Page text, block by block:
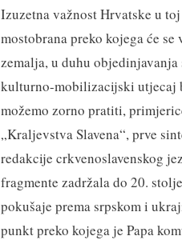
Izuzetna važnost Hrvatske u
mostobrana preko kojega će
zemalja, u duhu
kulturno-mobilizacijski utjecaj
možemo zorno pratiti,
„Kraljevstva Slavena“, prve
redakcije crkvenoslavenskog
fragmente zadržala do 20.
pokušaje prema srpskom i
punkt preko kojega je Papa